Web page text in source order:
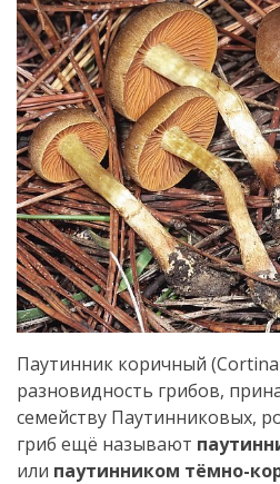
Паутинник коричный
разновидность грибов,
семейству Паутинниковых,
гриб ещё называют
или паутинником тёмно-